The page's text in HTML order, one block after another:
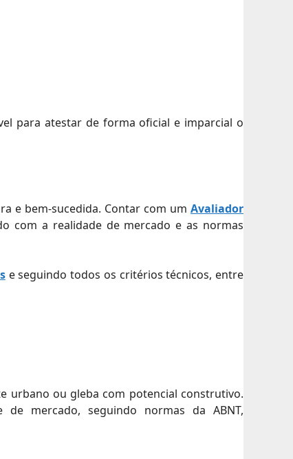
para atestar de forma oficial e imparcial o
e bem-sucedida. Contar com um Avaliador
com a realidade de mercado e as normas
e seguindo todos os critérios técnicos, entre
urbano ou gleba com potencial construtivo.
de mercado, seguindo normas da ABNT,